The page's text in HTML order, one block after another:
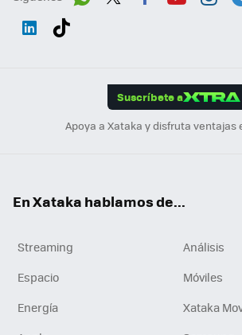
Suscríbete a
Apoya a Xataka y disfruta ventajas
En Xataka hablamos de...
Streaming
Análisis
Espacio
Móviles
Energía
Xataka